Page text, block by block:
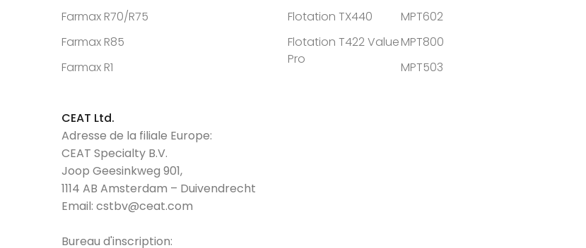
Farmax R70/R75
Farmax R85
Farmax R1
Flotation TX440
Flotation T422 Value
Pro
MPT602
MPT800
MPT503
CEAT Ltd.
Adresse de la filiale Europe:
CEAT Specialty B.V.
Joop Geesinkweg 901,
1114 AB Amsterdam – Duivendrecht
Email: cstbv@ceat.com
Bureau d'inscription: